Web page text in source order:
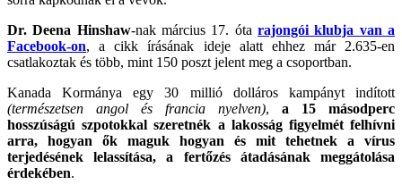
Dr. Deena Hinshaw-nak március 17. ótarajongói klubja van a
Facebook-on, a cikk írásának ideje alatt ehhez már 2.635-en
csatlakoztak és több, mint 150 poszt jelent meg a csoportban.
Kanada Kormánya egy 30 millió dolláros kampányt indított
(természetsen angol és francia nyelven), a 15 másodperc
hosszúságú szpotokkal szeretnék a lakosság figyelmét felhívni
arra, hogyan ők maguk hogyan és mit tehetnek a vírus
terjedésének lelassítása, a fertőzés átadásának meggátolása
érdekében.